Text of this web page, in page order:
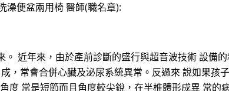
澡便盆兩用椅 醫師(職名章):
近年來，由於產前診斷的盛行與超音波技術 設備的
，常會合併心臟及泌尿系統異常。反過來 說如果孩
度 常是短節而且角度較尖銳，在半椎體形成異 常